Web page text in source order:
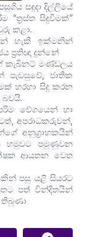
සඳුදා දිල්ලියේ
“ත්‍රස්ත සිදුවීමක්”
කළා.
හැකි ඉක්මනින්
ප්‍රතිඥා දුන්නේ
කැබිනට් මණ්ඩලය
ජාතික
හරහා සිදු කරන
බවයි.
වේගයෙන් හා
අපරාධකරුවන්,
අනුග්‍රාහකයින්
හමුවට පමුණුවන
ආයතන වෙත
පසු යළි සියරට
පත් වින්දිතයින්